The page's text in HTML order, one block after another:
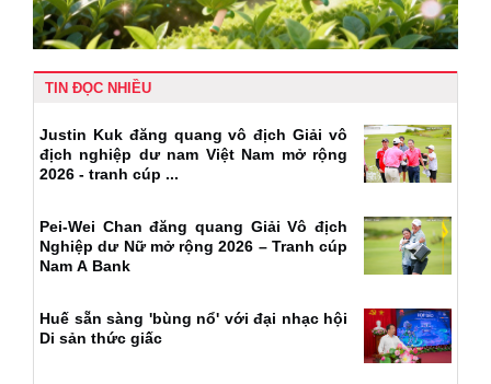
TIN ĐỌC NHIỀU
Justin Kuk đăng quang vô địch Giải vô
địch nghiệp dư nam Việt Nam mở rộng
2026 - tranh cúp ...
Pei-Wei Chan đăng quang Giải Vô địch
Nghiệp dư Nữ mở rộng 2026 – Tranh cúp
Nam A Bank
Huế sẵn sàng 'bùng nổ' với đại nhạc hội
Di sản thức giấc